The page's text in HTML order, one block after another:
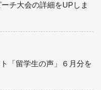
チ大会の詳細をUPしま
「留学生の声」６月分を